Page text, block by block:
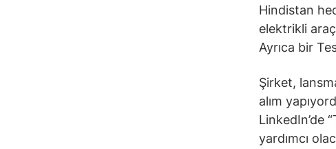
Hindistan
elektrikli
Ayrıca bir
Şirket,
alım
LinkedIn’de
yardımcı